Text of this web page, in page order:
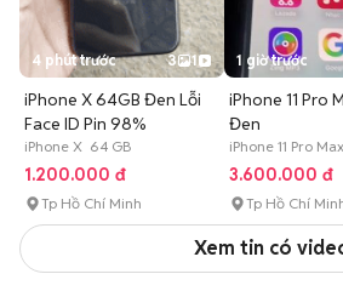
4 phút trước 3 1
iPhone X 64GB Đen Lỗi
Face ID Pin 98%
iPhone X 64 GB
1.200.000 đ
Tp Hồ Chí Minh
1 giờ trước
iPhone 11 Pro
Đen
iPhone 11 Pro
3.600.000 đ
Tp Hồ Chí
Xem tin có